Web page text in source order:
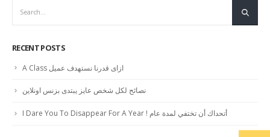
RECENT POSTS
A Class ازاى قدرنا نستهدف عميل
نصائح لكل شخص عايز يبتدى بزنس اونلاين
I Dare You To Disappear For A Year ! أتحداك أن تختفي لمدة عام